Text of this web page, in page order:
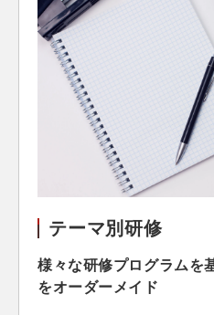
テーマ別研修
様々な研修プログラムを
をオーダーメイド